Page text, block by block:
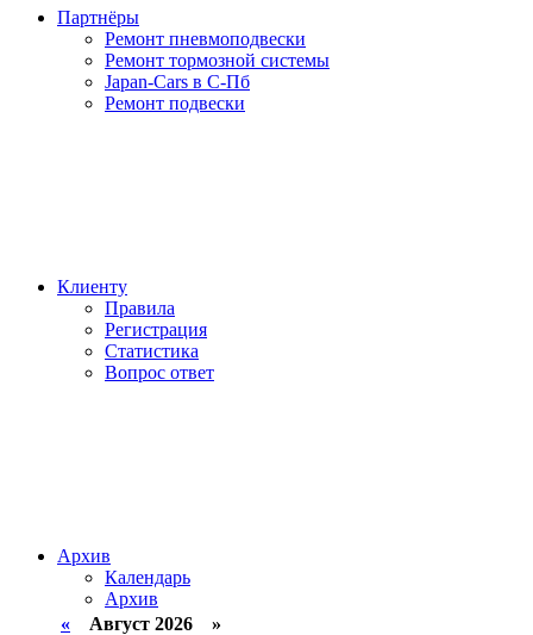
Партнёры
Ремонт пневмоподвески
Ремонт тормозной системы
Japan-Cars в С-Пб
Ремонт подвески
Клиенту
Правила
Регистрация
Статистика
Вопрос ответ
Архив
Календарь
Архив
« Август 2026 »